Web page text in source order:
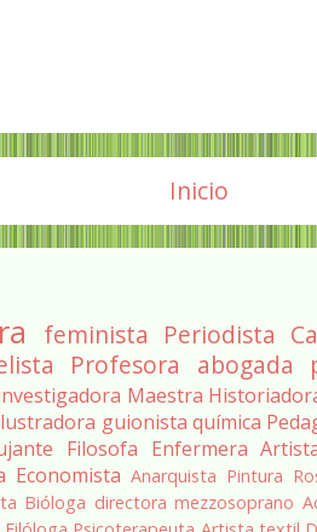
Inicio
feminista Periodista
Profesora abogada
Maestra
guionista química
Filosofa Enfermera
Economista Anarquista Pintura
Bióloga directora mezzosoprano